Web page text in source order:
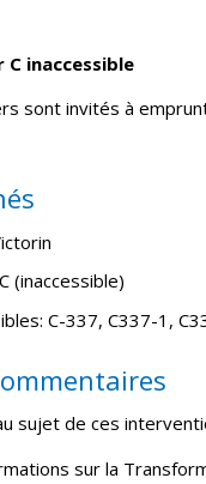
C inaccessible
sont invités à
(inaccessible)
C-337, C337-1,
sujet de ces
sur la